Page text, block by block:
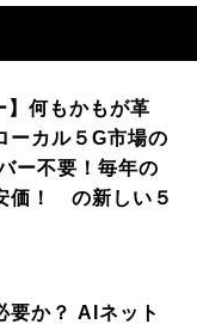
】何もかもが革
ーカル５G市場の
ー不要！毎年の
価！ の新しい５
要か？ AIネット